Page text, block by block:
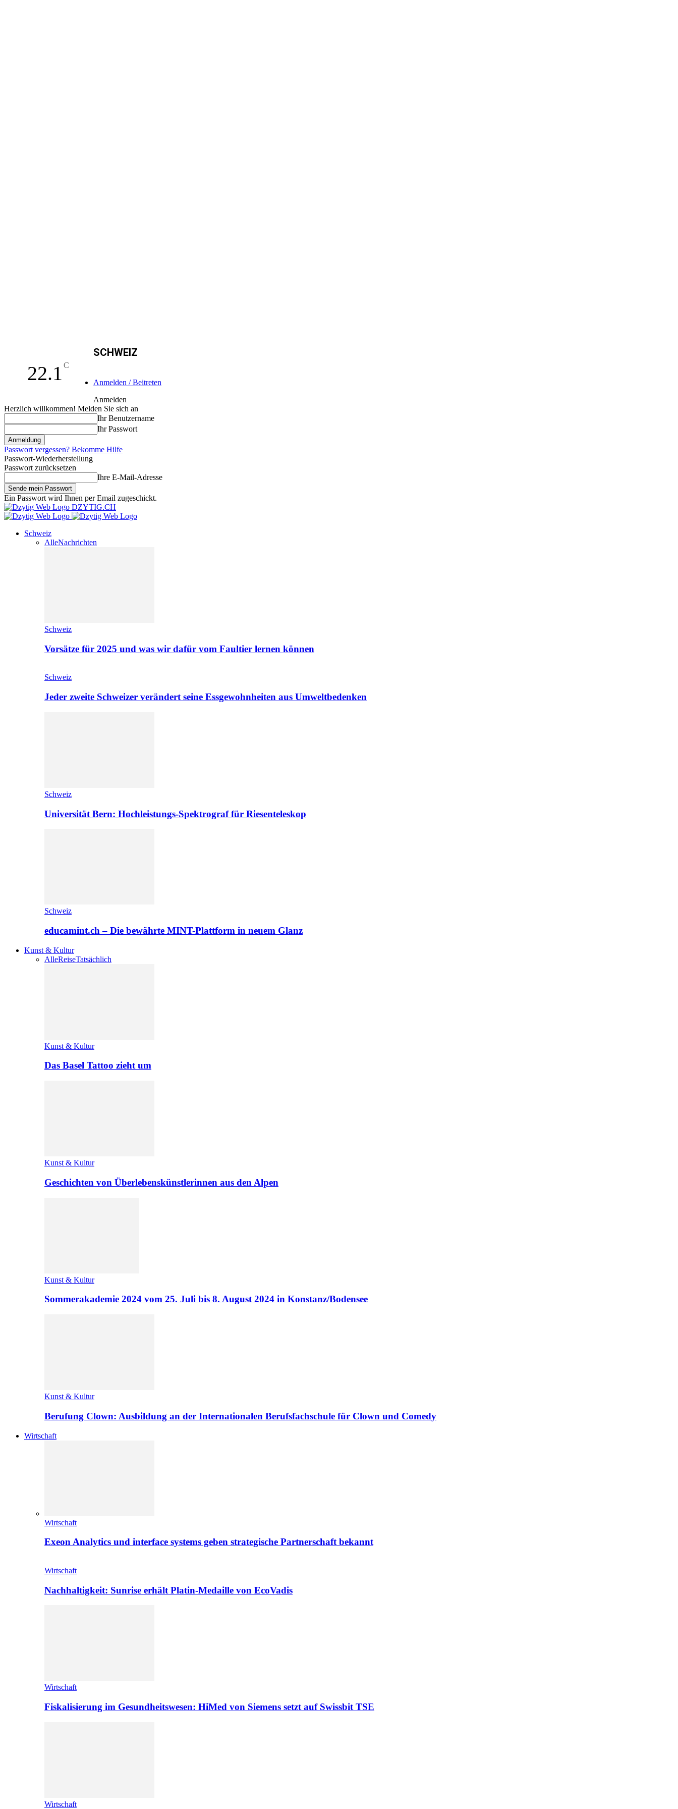
22.1 C
SCHWEIZ
Anmelden / Beitreten
Anmelden
Herzlich willkommen! Melden Sie sich an
Ihr Benutzername
Ihr Passwort
Passwort vergessen? Bekomme Hilfe
Passwort-Wiederherstellung
Passwort zurücksetzen
Ihre E-Mail-Adresse
Ein Passwort wird Ihnen per Email zugeschickt.
DZYTIG.CH
Schweiz
AlleNachrichten
Schweiz
Vorsätze für 2025 und was wir dafür vom Faultier lernen können
Schweiz
Jeder zweite Schweizer verändert seine Essgewohnheiten aus Umweltbedenken
Schweiz
Universität Bern: Hochleistungs-Spektrograf für Riesenteleskop
Schweiz
educamint.ch – Die bewährte MINT-Plattform in neuem Glanz
Kunst & Kultur
AlleReiseTatsächlich
Kunst & Kultur
Das Basel Tattoo zieht um
Kunst & Kultur
Geschichten von Überlebenskünstlerinnen aus den Alpen
Kunst & Kultur
Sommerakademie 2024 vom 25. Juli bis 8. August 2024 in Konstanz/Bodensee
Kunst & Kultur
Berufung Clown: Ausbildung an der Internationalen Berufsfachschule für Clown und Comedy
Wirtschaft
Wirtschaft
Exeon Analytics und interface systems geben strategische Partnerschaft bekannt
Wirtschaft
Nachhaltigkeit: Sunrise erhält Platin-Medaille von EcoVadis
Wirtschaft
Fiskalisierung im Gesundheitswesen: HiMed von Siemens setzt auf Swissbit TSE
Wirtschaft